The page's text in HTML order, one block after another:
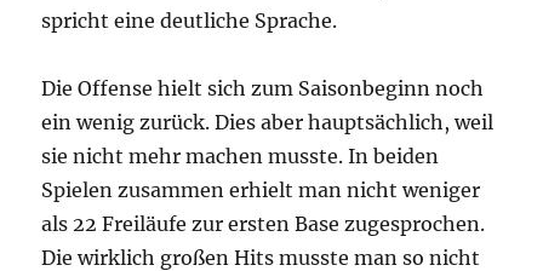
spricht eine deutliche Sprache.
Die Offense hielt sich zum Saisonbeginn noch
ein wenig zurück. Dies aber hauptsächlich, weil
sie nicht mehr machen musste. In beiden
Spielen zusammen erhielt man nicht weniger
als 22 Freiläufe zur ersten Base zugesprochen.
Die wirklich großen Hits musste man so nicht